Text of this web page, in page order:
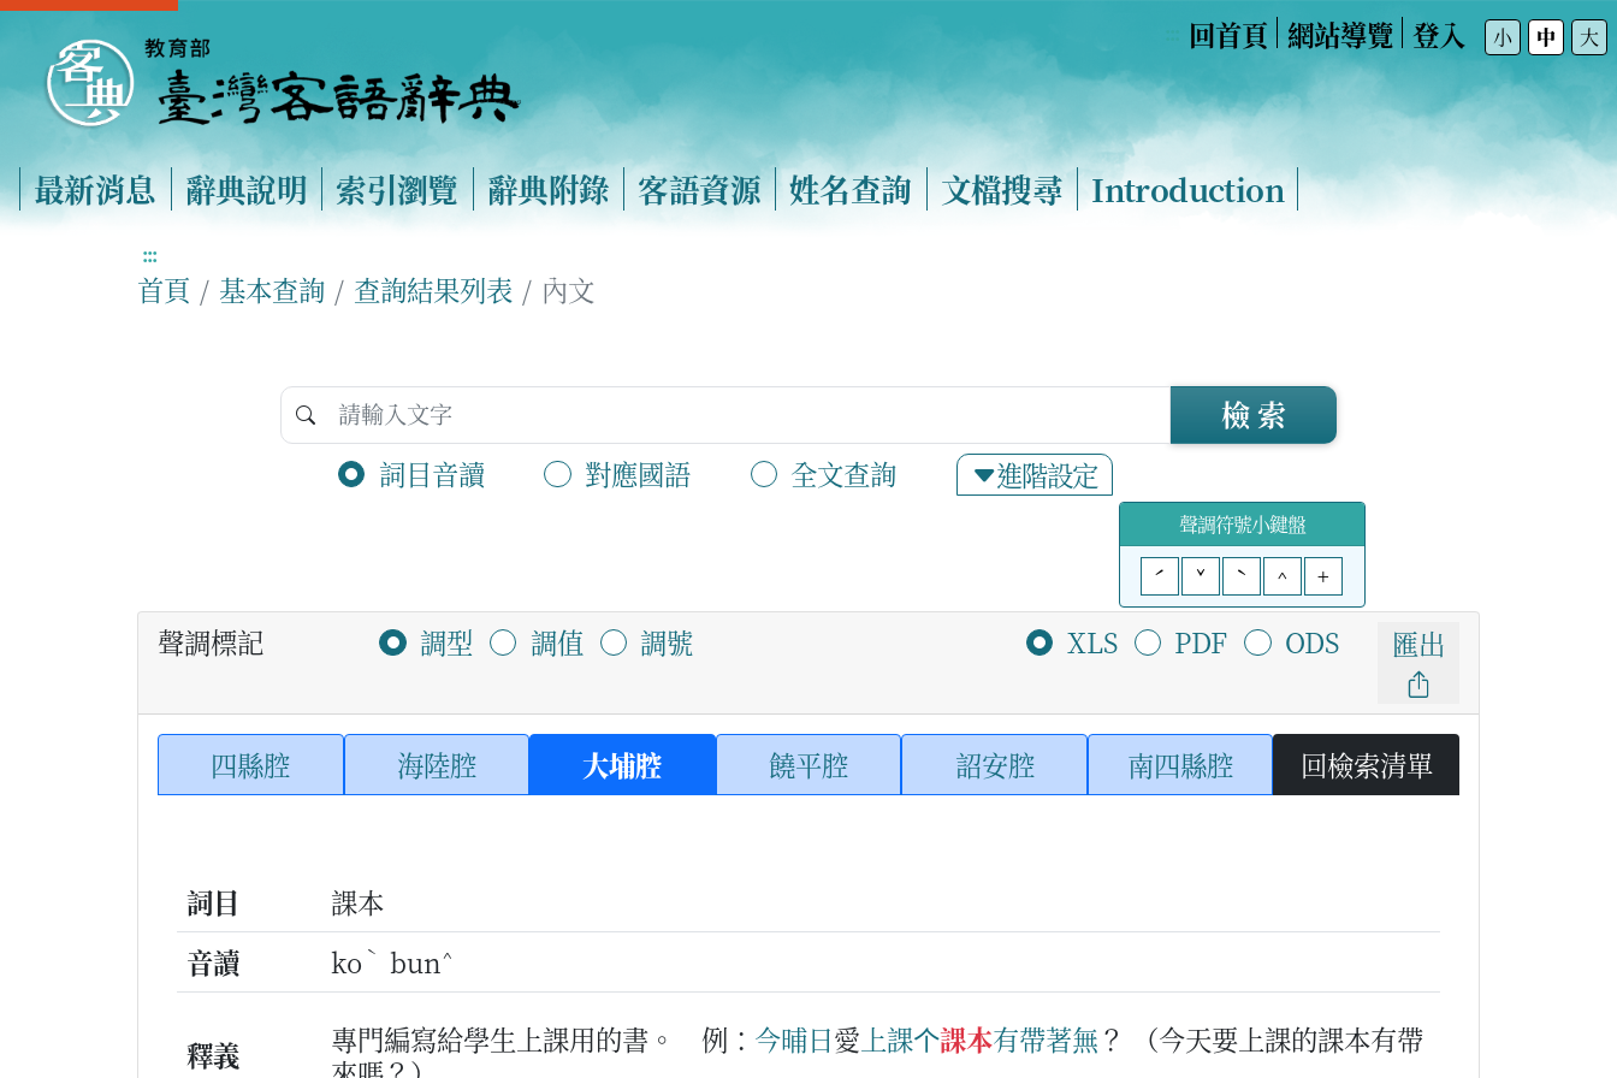
回首頁 網站導覽 登入 小 中 大
最新消息 辭典說明 索引瀏覽 辭典附錄 客語資源 姓名查詢 文檔搜尋 Introduction
:::
首頁 基本查詢 查詢結果列表 內文
詞目音讀 對應國語 全文查詢 進階設定
檢 索
聲調符號小鍵盤
ˊ
ˇ ˋ ^ +
聲調標記 調型 調值 調號 XLS PDF ODS 匯出
四縣腔 海陸腔 大埔腔 饒平腔 詔安腔 南四縣腔 回檢索清單
詞目
課本
音讀
ko ˋ bun^
釋義 專門編寫給學生上課用的書。 例： 今晡日愛 上課个課本有帶著無？
（今天要上課的課本有帶